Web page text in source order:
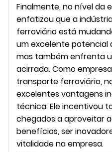
Finalmente, no nível da
enfatizou que a
ferroviário está
um excelente potencial
mas também enfrenta
acirrada. Como
transporte ferroviário,
excelentes vantagens
técnica. Ele incentivou
chegados a aproveitar
benefícios, ser
vitalidade na empresa.